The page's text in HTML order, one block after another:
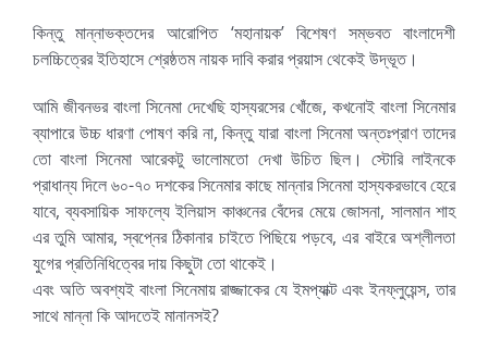
কিন্তু মান্নাভক্তদের আরোপিত ‘মহানায়ক’ বিশেষণ সম্ভবত বাংলাদেশী
চলচ্চিত্রের ইতিহাসে শ্রেষ্ঠতম নায়ক দাবি করার প্রয়াস থেকেই উদ্ভূত।
আমি জীবনভর বাংলা সিনেমা দেখেছি হাস্যরসের খোঁজে, কখনোই বাংলা সিনেমার
ব্যাপারে উচ্চ ধারণা পোষণ করি না, কিন্তু যারা বাংলা সিনেমা অন্তঃপ্রাণ তাদের
তো বাংলা সিনেমা আরেকটু ভালোমতো দেখা উচিত ছিল। স্টোরি লাইনকে
প্রাধান্য দিলে ৬০-৭০ দশকের সিনেমার কাছে মান্নার সিনেমা হাস্যকরভাবে হেরে
যাবে, ব্যবসায়িক সাফল্যে ইলিয়াস কাঞ্চনের বেঁদের মেয়ে জোসনা, সালমান শাহ
এর তুমি আমার, স্বপ্নের ঠিকানার চাইতে পিছিয়ে পড়বে, এর বাইরে অশ্লীলতা
যুগের প্রতিনিধিত্বের দায় কিছুটা তো থাকেই।
এবং অতি অবশ্যই বাংলা সিনেমায় রাজ্জাকের যে ইমপ্যাক্ট এবং ইনফ্লুয়েন্স, তার
সাথে মান্না কি আদতেই মানানসই?